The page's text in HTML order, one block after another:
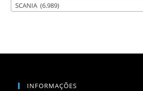
SCANIA (6.989)
INFORMAÇÕES